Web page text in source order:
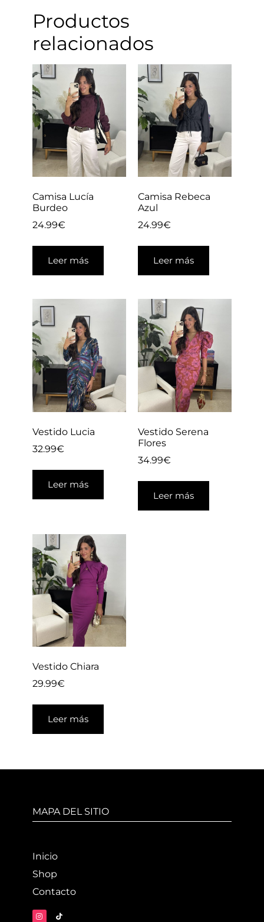
Productos
relacionados
Camisa Lucía
Burdeo
24.99€
Leer más
Camisa Rebeca
Azul
24.99€
Leer más
Vestido Lucia
32.99€
Leer más
Vestido Serena
Flores
34.99€
Leer más
Vestido Chiara
29.99€
Leer más
MAPA DEL SITIO
Inicio
Shop
Contacto